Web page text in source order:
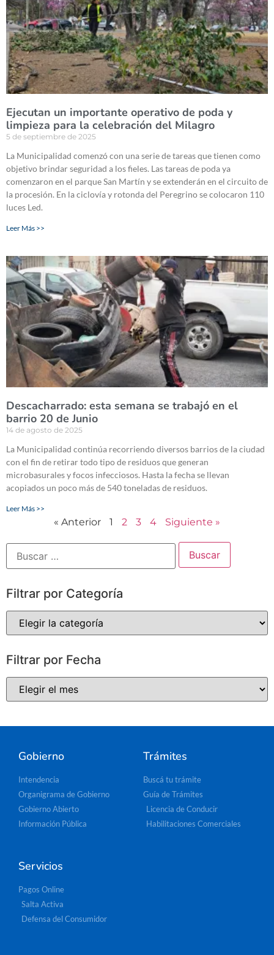
Ejecutan un importante operativo de poda y
limpieza para la celebración del Milagro
5 de septiembre de 2025
La Municipalidad comenzó con una serie de tareas que tienen como
objetivo brindar seguridad a los fieles. Las tareas de poda ya
comenzaron en el parque San Martín y se extenderán en el circuito de
la procesión. En la ciclovía y rotonda del Peregrino se colocaron 110
luces Led.
Leer Más >>
Descacharrado: esta semana se trabajó en el
barrio 20 de Junio
14 de agosto de 2025
La Municipalidad continúa recorriendo diversos barrios de la ciudad
con el fin de retirar todo tipo de residuos que generan
microbasurales y focos infecciosos. Hasta la fecha se llevan
acopiados un poco más de 540 toneladas de residuos.
Leer Más >>
« Anterior 1 2 3 4 Siguiente »
Filtrar por Categoría
Filtrar por Fecha
Gobierno
Intendencia
Organigrama de Gobierno
Gobierno Abierto
Información Pública
Trámites
Buscá tu trámite
Guía de Trámites
Licencia de Conducir
Habilitaciones Comerciales
Servicios
Pagos Online
Salta Activa
Defensa del Consumidor